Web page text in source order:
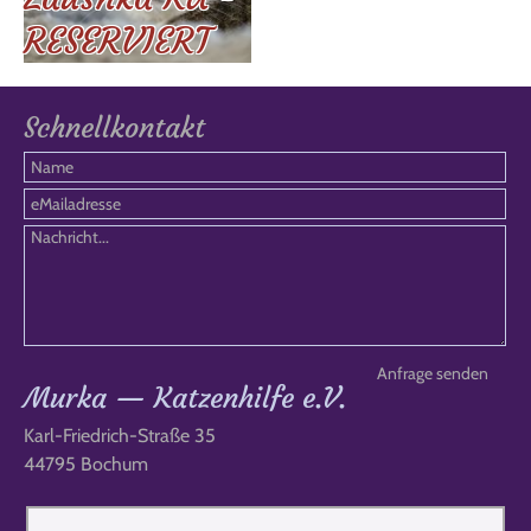
RESERVIERT
Schnellkontakt
Murka — Katzenhilfe e.V.
Karl-Friedrich-Straße 35
44795 Bochum